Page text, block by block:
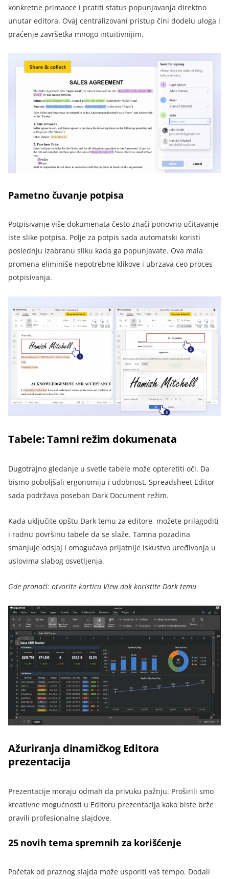
konkretne primaoce i pratiti status popunjavanja direktno
unutar editora. Ovaj centralizovani pristup čini dodelu uloga i
praćenje završetka mnogo intuitivnijim.
Pametno čuvanje potpisa
Potpisivanje više dokumenata često znači ponovno učitavanje
iste slike potpisa. Polje za potpis sada automatski koristi
poslednju izabranu sliku kada ga popunjavate. Ova mala
promena eliminiše nepotrebne klikove i ubrzava ceo proces
potpisivanja.
Tabele: Tamni režim dokumenata
Dugotrajno gledanje u svetle tabele može opteretiti oči. Da
bismo poboljšali ergonomiju i udobnost, Spreadsheet Editor
sada podržava poseban Dark Document režim.
Kada uključite opštu Dark temu za editore, možete prilagoditi
i radnu površinu tabele da se slaže. Tamna pozadina
smanjuje odsjaj i omogućava prijatnije iskustvo uređivanja u
uslovima slabog osvetljenja.
Gde pronaći: otvorite karticu View dok koristite Dark temu
Ažuriranja dinamičkog Editora
prezentacija
Prezentacije moraju odmah da privuku pažnju. Proširili smo
kreativne mogućnosti u Editoru prezentacija kako biste brže
pravili profesionalne slajdove.
25 novih tema spremnih za korišćenje
Početak od praznog slajda može usporiti vaš tempo. Dodali